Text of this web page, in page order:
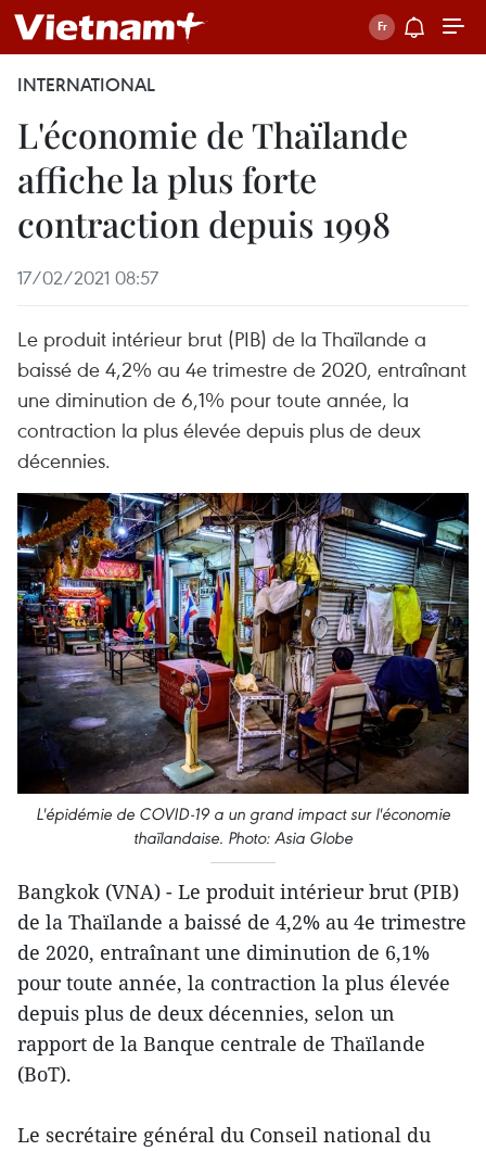
INTERNATIONAL
L'économie de Thaïlande
affiche la plus forte
contraction depuis 1998
17/02/2021 08:57
Le produit intérieur brut (PIB) de la Thaïlande a
baissé de 4,2% au 4e trimestre de 2020, entraînant
une diminution de 6,1% pour toute année, la
contraction la plus élevée depuis plus de deux
décennies.
L'épidémie de COVID-19 a un grand impact sur l'économie
thaïlandaise. Photo: Asia Globe
Bangkok (VNA) - Le produit intérieur brut (PIB)
de la Thaïlande a baissé de 4,2% au 4e trimestre
de 2020, entraînant une diminution de 6,1%
pour toute année, la contraction la plus élevée
depuis plus de deux décennies, selon un
rapport de la Banque centrale de Thaïlande
(BoT).
Le secrétaire général du Conseil national du